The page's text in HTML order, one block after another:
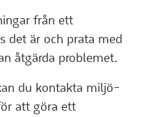
från ett
det är och prata med
åtgärda problemet.
du kontakta miljö-
att göra ett